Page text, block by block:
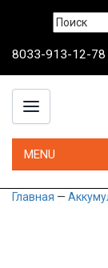
8033-913-12-78
MENU
Главная —